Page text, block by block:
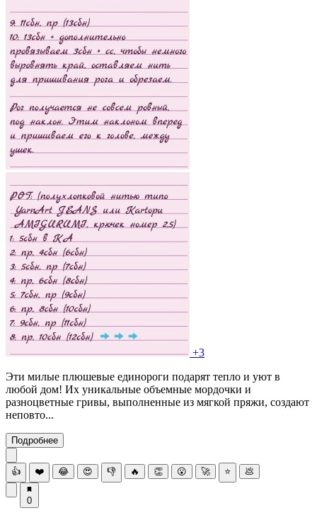
+3
Эти милые плюшевые единороги подарят тепло и уют в
любой дом! Их уникальные объемные мордочки и
разноцветные гривы, выполненные из мягкой пряжи, создают
неповто...
Подробнее
👍 ❤️ 😂 😍 👎 🔥 👏 😮 🚀 ⭐ 💩
0